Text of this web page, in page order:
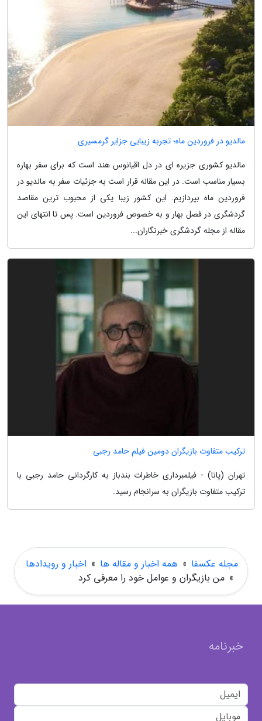
مالدیو در فروردین ماه؛ تجربه زیبایی جزایر گرمسیری
مالدیو کشوری جزیره ای در دل اقیانوس هند است که برای سفر بهاره
بسیار مناسب است. در این مقاله قرار است به جزئیات سفر به مالدیو در
فروردین ماه بپردازیم. این کشور زیبا یکی از محبوب ترین مقاصد
گردشگری در فصل بهار و به خصوص فروردین است. پس تا انتهای این
مقاله از مجله گردشگری خبرنگاران...
ترکیب متفاوت بازیگران دومین فیلم حامد رجبی
تهران (پانا) - فیلمبرداری خاطرات بندباز به کارگردانی حامد رجبی با
ترکیب متفاوت بازیگران به سرانجام رسید.
مجله عکسفا » همه اخبار و مقاله ها » اخبار و رویدادها
» من بازیگران و عوامل خود را معرفی کرد
خبرنامه